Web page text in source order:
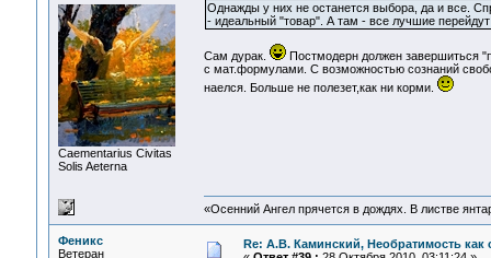
Сaementarius Civitas
Solis Aeterna
Однажды у них не останется выбора, да и все.
- идеальный "товар". А там - все лучшие
Сам дурак.
Постмодерн должен завершиться
с мат.формулами. С возможностью сознаний
наелся. Больше не полезет,как ни корми.
«Осенний Ангел прячется в дождях. В листве
Феникс
Ветеран
Re: А.В. Каминский, Необратимость как